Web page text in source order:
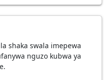
shaka swala imepewa
nguzo kubwa ya